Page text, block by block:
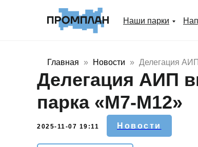
Наши парки
Главная Новости Делегация
Делегация АИП
парка «М7-М12»
2025-11-07 19:11 Новости